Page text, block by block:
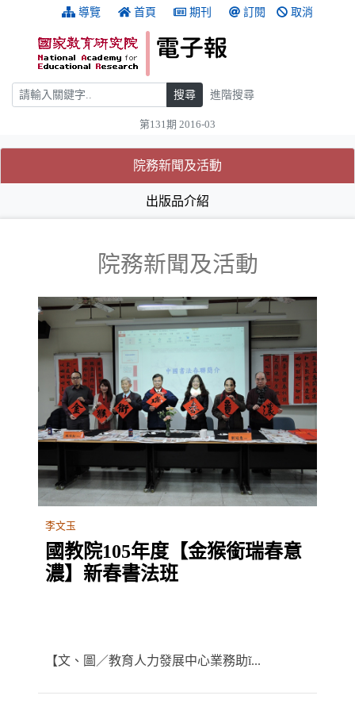
跳到主要內容 導覽 首頁 期刊 訂閱 取消
搜尋 搜尋 進階搜尋
第131期 2016-03
:::
院務新聞及活動
出版品介紹
院務新聞及活動
李文玉
國教院105年度【金猴銜瑞春意
濃】新春書法班
【文、圖／教育人力發展中心業務助ĩ...